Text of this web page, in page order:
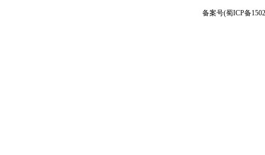
备案号(蜀ICP备